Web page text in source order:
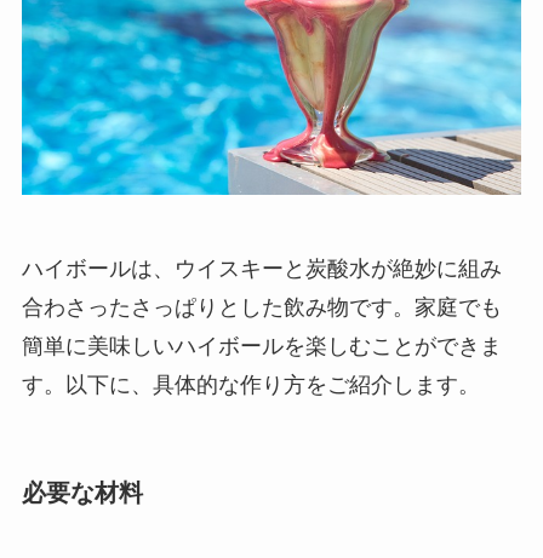
ハイボールは、ウイスキーと炭酸水が絶妙に組み
合わさったさっぱりとした飲み物です。家庭でも
簡単に美味しいハイボールを楽しむことができま
す。以下に、具体的な作り方をご紹介します。
必要な材料